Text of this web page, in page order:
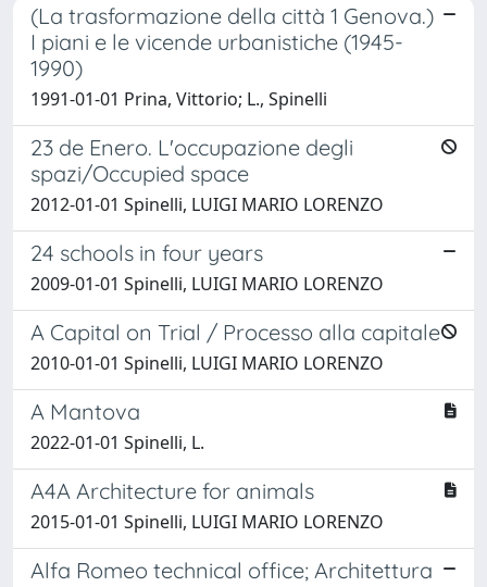
(La trasformazione della città 1 Genova.)
I piani e le vicende urbanistiche (1945-
1990)
1991-01-01 Prina, Vittorio; L., Spinelli
23 de Enero. L'occupazione degli
spazi/Occupied space
2012-01-01 Spinelli, LUIGI MARIO LORENZO
24 schools in four years
2009-01-01 Spinelli, LUIGI MARIO LORENZO
A Capital on Trial / Processo alla capitale
2010-01-01 Spinelli, LUIGI MARIO LORENZO
A Mantova
2022-01-01 Spinelli, L.
A4A Architecture for animals
2015-01-01 Spinelli, LUIGI MARIO LORENZO
Alfa Romeo technical office; Architettura